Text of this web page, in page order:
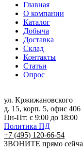
Главная
О компании
Каталог
Добыча
Доставка
Склад
Контакты
Статьи
Опрос
ул. Кржижановского
д. 15, корп. 5, офис 406
Пн-Пт: с 9:00 до 18:00
Политика ПД
+7 (495) 120-66-54
ЗВОНИТЕ прямо